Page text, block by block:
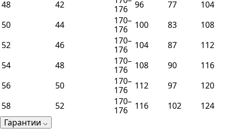
48
42
176
96 77
104
50
44
170–
176
100 83
108
52
46
170–
176
104 87
112
54
48
170–
176
108 90
116
56
50
170–
176
112 97
120
58
52
170–
176
116 102
124
Гарантии